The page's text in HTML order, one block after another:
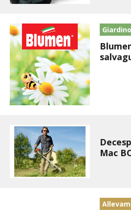
SCONTI NOVEMBRE
COMPO
HUSQVARNA
BENZA
ORTO BIO – TECNICHE
Giardino
Mac